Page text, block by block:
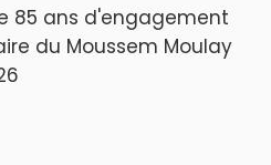
85 ans d'engagement
du Moussem Moulay